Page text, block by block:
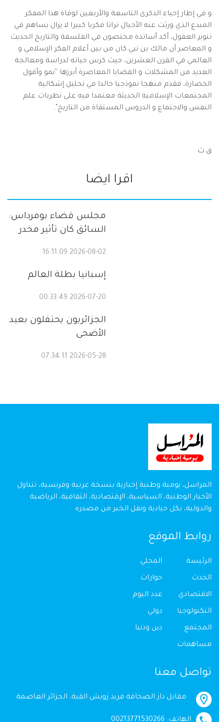
و في إطار إحياء الذكرى التاسعة والأربعين لوفاة هذا المفكر
المبدع الذي ورثت عنه الأجيال تراثا فكريا كبيرا لا يزال يساهم في
تنوير العقول، أكد أساتذة مختصون في الفلسفة والتاريخ الحديث
و المعاصر أن مالك بن نبي كان من بين أعلام الفكر الإسلامي و
العالمي في القرن العشرين، حيث كرس حياته لدراسة ومعالجة
العديد من المشكلات و القضايا المعاصرة أبرزها ''نمو وأفول
الحضارة، فقدم منهجا نموذجيا خالدا في تحليل إشكالية
المجتمعات الإسلامية الحديثة معتمدا فيه على نظريات علم
النفس والاجتماع و الدروس المستقاة من التاريخ".
ق.ث
اقرا ايضا
مجلس قضاء بومرداس:
السائق كان تأثير مخدر
2026-08-02 16:11:09
إسبانيا بطلة العالم
2026-07-20 00:33:49
الجزائريون يحتفلون بعيد
الأضحى
2026-05-28 07:34:11
المراسل، يومية وطنية إخبارية بنسخة عربية وفرنسية، تتناول
الأخبار الوطنية، السياسية، الإقتصادية، الثقافية، الرياضية
والدولية، بكل حيادية ونقل الخبر من مصدره.
روابط الموقع
الرئيسة
الحدث
الاقتصادي
التكنولوجيا
المجتمع
مساهمات
المحلي
حوارات
عدد اليوم
دولي
دين ودنيا
تواصل معنا
مقابل دار الصحافة فريد زويش القبة، الجزائر العاصمة
الهاتف: 00213771530266